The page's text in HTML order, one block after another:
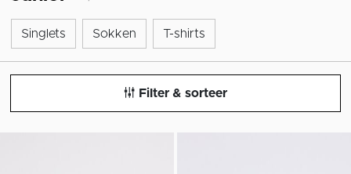
Singlets Singlets
Sokken Sokken
T-shirts
Filter & sorteer